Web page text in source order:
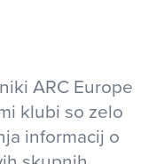
ARC Europe
klubi so zelo
informacij o